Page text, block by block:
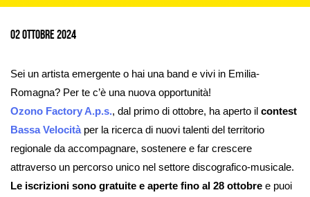
02 Ottobre 2024
Sei un artista emergente o hai una band e vivi in Emilia-
Romagna? Per te c’è una nuova opportunità!
Ozono Factory A.p.s., dal primo di ottobre, ha aperto il contest
Bassa Velocità per la ricerca di nuovi talenti del territorio
regionale da accompagnare, sostenere e far crescere
attraverso un percorso unico nel settore discografico-musicale.
Le iscrizioni sono gratuite e aperte fino al 28 ottobre e puoi